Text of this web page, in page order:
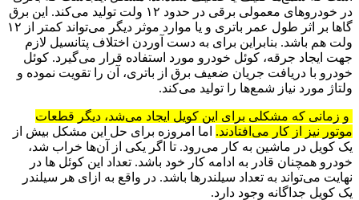
در خودروهای معمولی برقی در حدود ۱۲ ولت تولید می‌کند. این برق
گاها بر اثر طول عمر باتری و یا موارد موثر دیگر می‌تواند کمتر از ۱۲
ولت هم باشد. بنابراین برای به دست آوردن اختلاف پتانسیل لازم
جهت ایجاد جرقه، کوئل خودرو مورد استفاده قرار می‌گیرد. کوئل
خودرو با دریافت جریان ضعیف برق از باتری، آن را تقویت نموده و
ولتاژ مورد نیاز شمع‌ها را تولید می‌کند.
و زمانی که مشکلی برای این کویل ایجاد می‌شد، دیگر قطعات
موتور نیز از کار می‌افتادند. اما امروزه برای حل این مشکل بیش از
یک کویل در ماشین به کار می‌رود. تا اگر یکی از آن‌ها خراب شد،
خودرو همچنان قادر به ادامه کار خود باشد. تعداد این کوئل ها در
نهایت می‌تواند به تعداد سیلندرها باشد. در واقع به ازای هر سیلندر
یک کویل جداگانه وجود دارد.